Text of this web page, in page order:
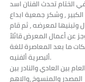
الختام تحدث الفنان اسد
, وشكر جمعية ابداع
وتبنيها لمعرضه , ثم قام
ما بعد المعاصرة للغة
ألبصرية ألفنيه.
بين العادي والنادر بين
المصدر والمنسوخ ،والاهم